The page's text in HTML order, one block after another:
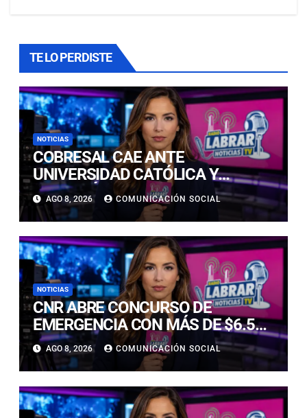
TE LO PERDISTE
NOTICIAS
COBRESAL CAE ANTE
UNIVERSIDAD CATÓLICA Y
CONTINÚA COMPLICADO EN LA
PARTE BAJA DE LA TABLA
AGO 8, 2026 COMUNICACIÓN SOCIAL
NOTICIAS
CNR ABRE CONCURSO DE
EMERGENCIA CON MÁS DE $6.500
MILLONES PARA REHABILITAR
OBRAS DE RIEGO AFECTADAS POR
LOS TEMPORALES
AGO 8, 2026 COMUNICACIÓN SOCIAL